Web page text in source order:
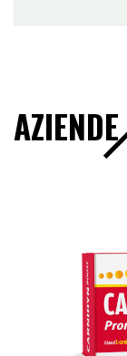
AZIENDE